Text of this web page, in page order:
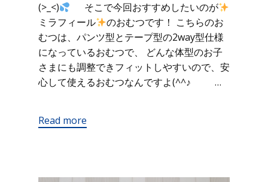
(>_<)
そこで今回おすすめしたいのが
ミラフィール
のおむつです！ こちらのお
むつは、パンツ型とテープ型の2way型仕様
になっているおむつで、 どんな体型のお子
さまにも調整できフィットしやすいので、安
心して使えるおむつなんですよ(^^♪ …
Read more